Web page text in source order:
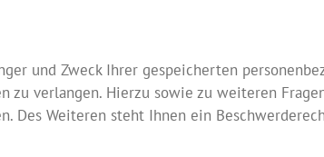
und Zweck Ihrer gespeicherten
verlangen. Hierzu sowie zu weiteren
Des Weiteren steht Ihnen ein